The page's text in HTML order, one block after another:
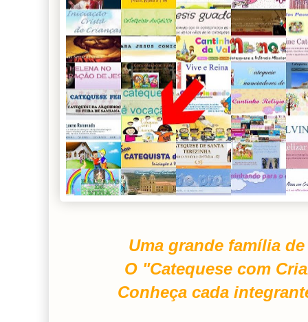
Uma grande família
O "Catequese com
Conheça cada